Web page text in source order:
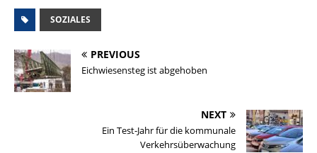
SOZIALES
PREVIOUS
Eichwiesensteg ist abgehoben
NEXT
Ein Test-Jahr für die kommunale
Verkehrsüberwachung